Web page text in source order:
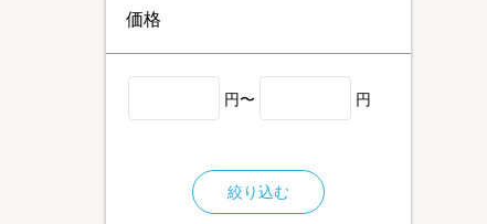
価格
円〜 円
絞り込む